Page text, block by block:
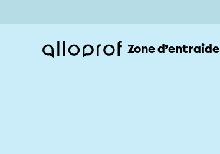
Zone d’entraide